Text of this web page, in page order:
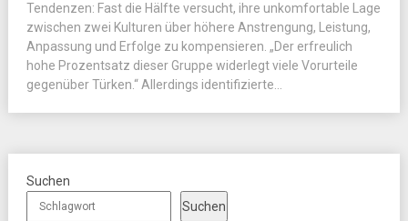
Tendenzen: Fast die Hälfte versucht, ihre unkomfortable Lage
zwischen zwei Kulturen über höhere Anstrengung, Leistung,
Anpassung und Erfolge zu kompensieren. „Der erfreulich
hohe Prozentsatz dieser Gruppe widerlegt viele Vorurteile
gegenüber Türken.“ Allerdings identifizierte...
Suchen
Suchen